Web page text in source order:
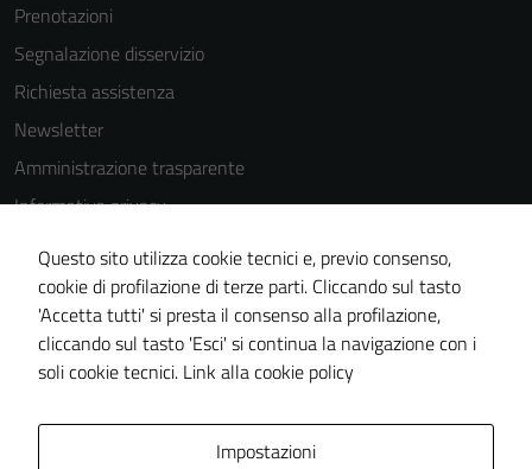
Prenotazioni
Segnalazione disservizio
Richiesta assistenza
Newsletter
Amministrazione trasparente
Informativa privacy
Cookie Policy
Note legali
Dichiarazione di accessibilità
Piano di miglioramento del sito
Questo sito utilizza cookie tecnici e, previo consenso,
cookie di profilazione di terze parti. Cliccando sul tasto
'Accetta tutti' si presta il consenso alla profilazione,
cliccando sul tasto 'Esci' si continua la navigazione con i
soli cookie tecnici. Link alla cookie policy
Impostazioni